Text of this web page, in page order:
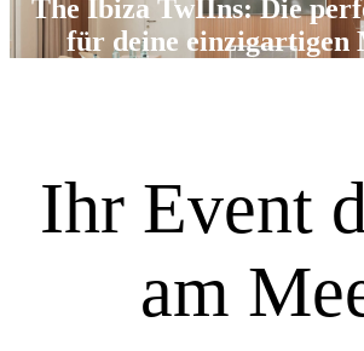
The Ibiza TwIIns: Die
für deine einzigartigen
Ihr Event
am